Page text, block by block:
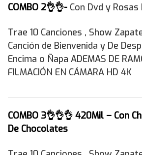
COMBO 2👌👌- Con Dvd y Rosas
Trae 10 Canciones , Show
Canción de Bienvenida y De
Encima o Ñapa ADEMAS DE
FILMACIÓN EN CÁMARA HD 4K
COMBO 3👌👌👌 420Mil – Con
De Chocolates